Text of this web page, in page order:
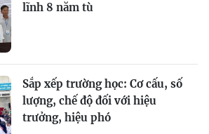
lĩnh 8 năm tù
Sắp xếp trường học: Cơ cấu, số
lượng, chế độ đối với hiệu
trưởng, hiệu phó